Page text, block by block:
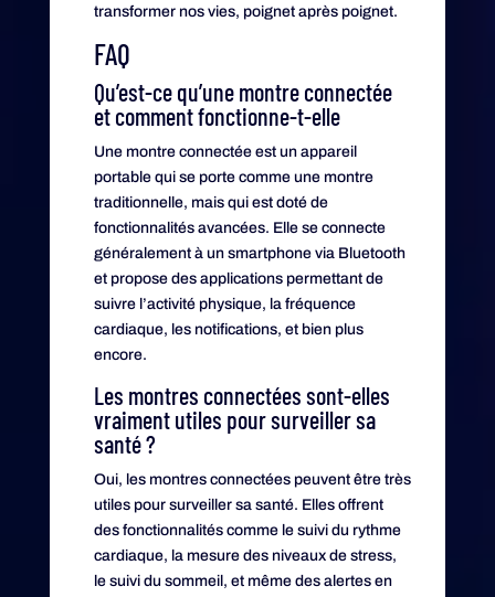
transformer nos vies, poignet après poignet.
FAQ
Qu’est-ce qu’une montre connectée
et comment fonctionne-t-elle
Une montre connectée est un appareil
portable qui se porte comme une montre
traditionnelle, mais qui est doté de
fonctionnalités avancées. Elle se connecte
généralement à un smartphone via Bluetooth
et propose des applications permettant de
suivre l’activité physique, la fréquence
cardiaque, les notifications, et bien plus
encore.
Les montres connectées sont-elles
vraiment utiles pour surveiller sa
santé ?
Oui, les montres connectées peuvent être très
utiles pour surveiller sa santé. Elles offrent
des fonctionnalités comme le suivi du rythme
cardiaque, la mesure des niveaux de stress,
le suivi du sommeil, et même des alertes en